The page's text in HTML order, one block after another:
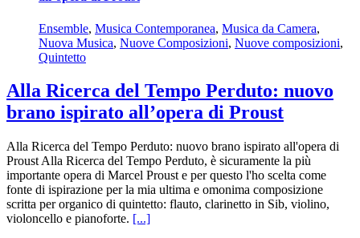
Ensemble, Musica Contemporanea, Musica da Camera,
Nuova Musica, Nuove Composizioni, Nuove composizioni,
Quintetto
Alla Ricerca del Tempo Perduto: nuovo
brano ispirato all’opera di Proust
Alla Ricerca del Tempo Perduto: nuovo brano ispirato all'opera di
Proust Alla Ricerca del Tempo Perduto, è sicuramente la più
importante opera di Marcel Proust e per questo l'ho scelta come
fonte di ispirazione per la mia ultima e omonima composizione
scritta per organico di quintetto: flauto, clarinetto in Sib, violino,
violoncello e pianoforte. [...]